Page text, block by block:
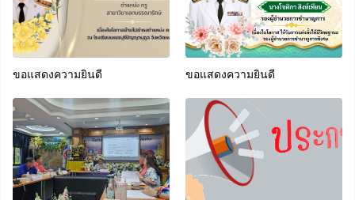
ขอแสดงความยินดี ขอแสดงความยินดี